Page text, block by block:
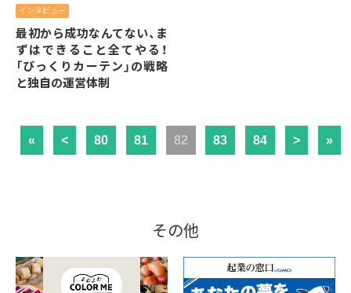
インタビュー
最初から成功なんてない、ま
ずはできること全てやる！
「びっくりカーテン」の戦略
と独自の運営体制
« < 80 81 82 83 84 > »
その他